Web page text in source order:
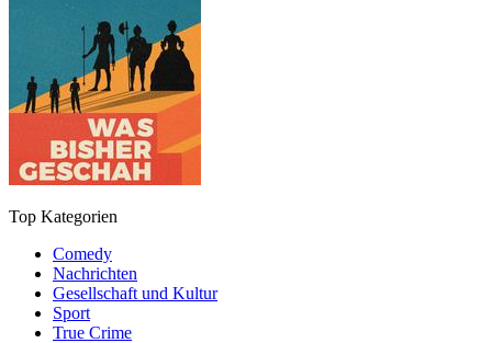
Top Kategorien
Comedy
Nachrichten
Gesellschaft und Kultur
Sport
True Crime